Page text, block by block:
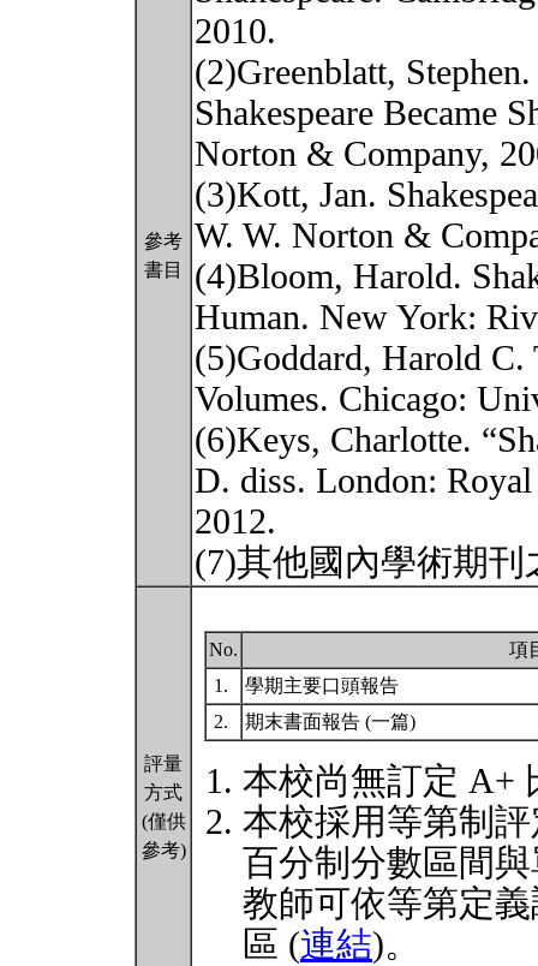
參考
書目
2010.
(2)Greenblatt,
Shakespeare Became
Norton & Company,
(3)Kott, Jan.
W. W. Norton &
(4)Bloom, Harold.
Human. New York:
(5)Goddard, Harold C.
Volumes. Chicago:
(6)Keys, Charlotte.
D. diss. London:
2012.
(7)其他國內學術期
評量
方式
(僅供
參考)
No.
項
1.
學期主要口頭報告
2.
期末書面報告 (一篇)
本校尚無訂定 A+
本校採用等第制
百分制分數區間
教師可依等第定
區 (連結)。